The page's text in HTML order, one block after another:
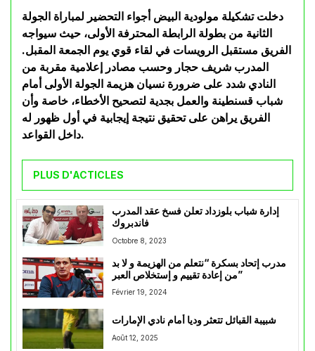
دخلت تشكيلة مولودية البيض أجواء التحضير لمباراة الجولة
الثانية من بطولة الرابطة المحترفة الأولى، حيث سيواجه
الفريق مستقبل الرويسات في لقاء قوي يوم الجمعة المقبل.
المدرب شريف حجار وحسب مصادر إعلامية مقربة من
النادي شدد على ضرورة نسيان هزيمة الجولة الأولى أمام
شباب قسنطينة والعمل بجدية لتصحيح الأخطاء، خاصة وأن
الفريق يراهن على تحقيق نتيجة إيجابية في أول ظهور له
داخل القواعد.
PLUS D'ACTICLES
إدارة شباب بلوزداد تعلن فسخ عقد المدرب
فاندبروك
Octobre 8, 2023
مدرب إتحاد بسكرة “نتعلم من الهزيمة و لا بد
من إعادة تقييم و إستخلاص العبر”
Février 19, 2024
شبيبة القبائل تتعثر وديا أمام نادي الإمارات
Août 12, 2025